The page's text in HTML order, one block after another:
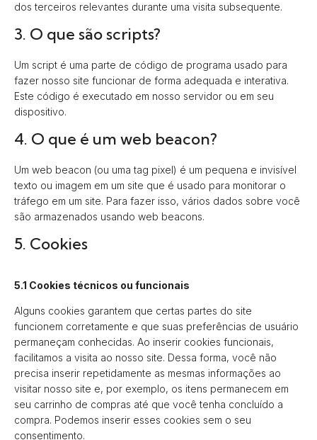
dos terceiros relevantes durante uma visita subsequente.
3. O que são scripts?
Um script é uma parte de código de programa usado para
fazer nosso site funcionar de forma adequada e interativa.
Este código é executado em nosso servidor ou em seu
dispositivo.
4. O que é um web beacon?
Um web beacon (ou uma tag pixel) é um pequena e invisível
texto ou imagem em um site que é usado para monitorar o
tráfego em um site. Para fazer isso, vários dados sobre você
são armazenados usando web beacons.
5. Cookies
5.1 Cookies técnicos ou funcionais
Alguns cookies garantem que certas partes do site
funcionem corretamente e que suas preferências de usuário
permaneçam conhecidas. Ao inserir cookies funcionais,
facilitamos a visita ao nosso site. Dessa forma, você não
precisa inserir repetidamente as mesmas informações ao
visitar nosso site e, por exemplo, os itens permanecem em
seu carrinho de compras até que você tenha concluído a
compra. Podemos inserir esses cookies sem o seu
consentimento.